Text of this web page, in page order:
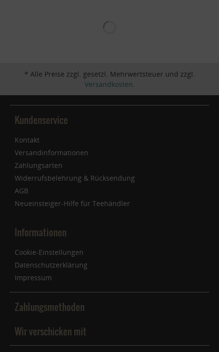
* Alle Preise zzgl. gesetzl. Mehrwertsteuer und zzgl.
Versandkosten
Kundenservice
Kontakt
Versandinformationen
Zahlungsarten
Widerrufsbelehrung & Rücksendung
AGB
Neueinsteiger-Hilfe für Teehändler
Informationen
Cookie-Einstellungen
Datenschutzerklärung
Impressum
Zahlungsmethoden
Wir verschicken mit